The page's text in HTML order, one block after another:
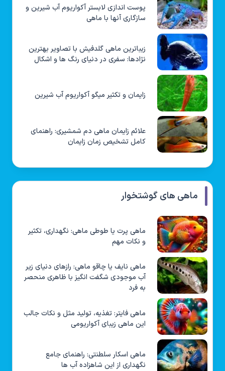
پوست اندازی لابستر آکواریوم آب شیرین و
سازگاری آنها با ماهی
زیباترین ماهی گلدفیش با تصاویر بهترین
نژادها: سفری در دنیای رنگ ها و اشکال
زایمان و تکثیر میگو آکواریوم آب شیرین
علائم زایمان ماهی دم شمشیری: راهنمای
کامل تشخیص زمان زایمان
ماهی های گوشتخوار
ماهی پرت یا طوطی ماهی: نگهداری، تکثیر
و نکات مهم
ماهی نایف یا چاقو ماهی: رازهای دنیای زیر
آب موجودی شگفت انگیز با ظاهری منحصر
به فرد
ماهی فایتر: تغذیه، تولید مثل و نکات جالب
این ماهی زیبای آکواریومی
ماهی اسکار سلطنتی: راهنمای جامع
نگهداری از این شاهزاده آب ها